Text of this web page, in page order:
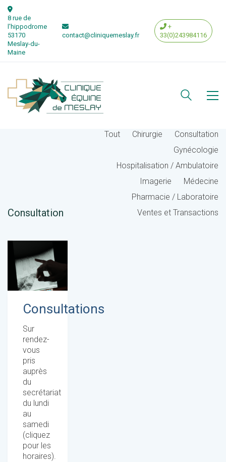
8 rue de
l'hippodrome
53170
Meslay-du-
Maine
contact@cliniquemeslay.fr
+
33(0)243984116
Consultation
Tout Chirurgie
Consultation
Gynécologie
Hospitalisation / Ambulatoire
Imagerie
Médecine
Pharmacie / Laboratoire
Ventes et Transactions
Consultations
Sur
rendez-
vous
pris
auprès
du
secrétariat
du lundi
au
samedi
(cliquez
pour les
horaires).